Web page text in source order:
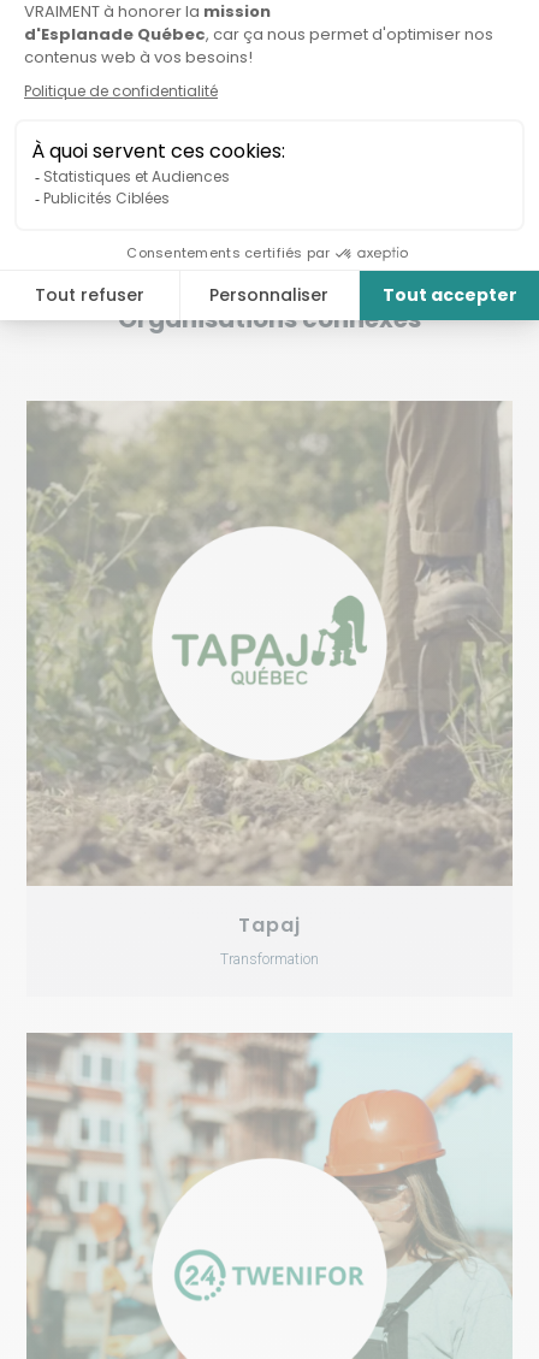
Organisations connexes
Tapaj
Transformation